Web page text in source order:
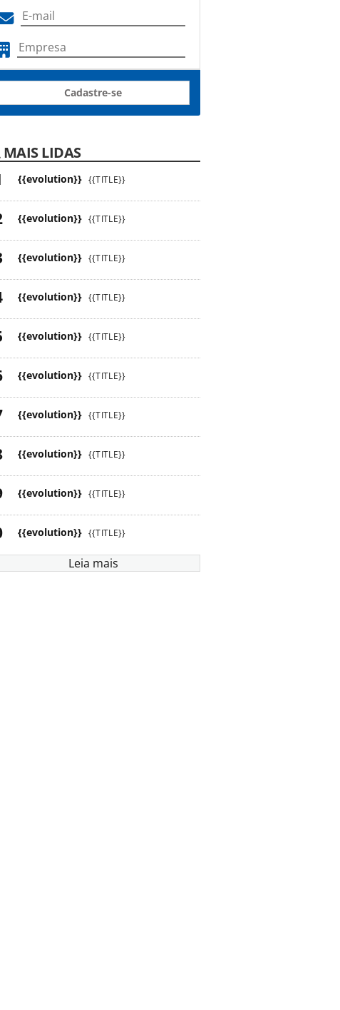
Cadastre-se
MAIS LIDAS
{{evolution}} {{TITLE}}
{{evolution}} {{TITLE}}
{{evolution}} {{TITLE}}
{{evolution}} {{TITLE}}
{{evolution}} {{TITLE}}
{{evolution}} {{TITLE}}
{{evolution}} {{TITLE}}
{{evolution}} {{TITLE}}
{{evolution}} {{TITLE}}
{{evolution}} {{TITLE}}
Leia mais